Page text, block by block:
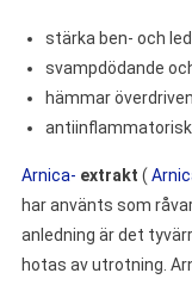
stärka ben- och
svampdödande
hämmar
antiinflammatorisk.
Arnica- extrakt (
har använts som
anledning är det
hotas av utrotning.